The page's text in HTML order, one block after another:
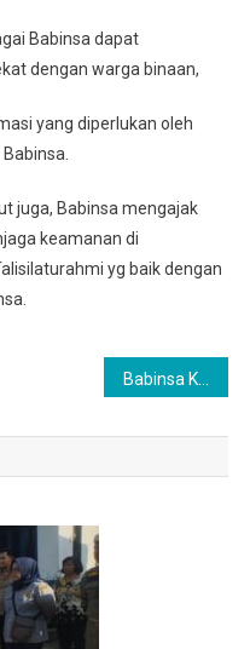
Babinsa dapat
dengan warga binaan,
yang diperlukan oleh
juga, Babinsa mengajak
keamanan di
yg baik dengan
Babinsa Koramil 0201-16/TM Hadiri Penerimaan Mahasiswa KKN dan PBL STIKes Mitra Husada Medan Di Desa Bangun Rejo